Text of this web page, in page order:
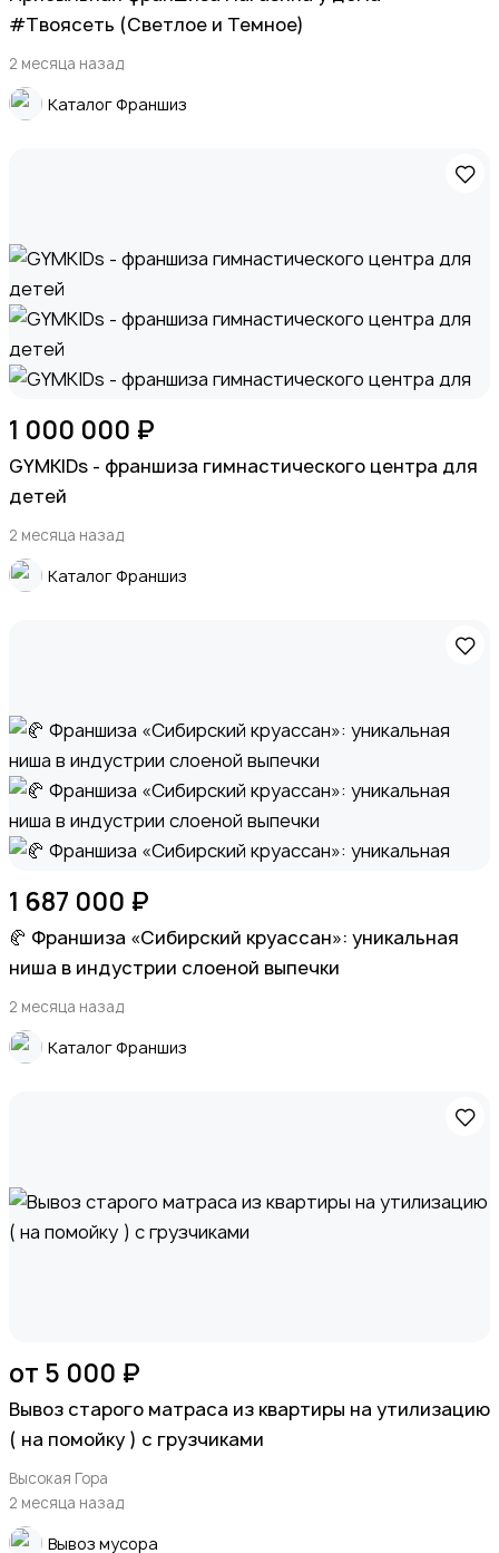
Мода и стиль
Для дома и дачи
Для Бизнеса
Экспортные поставки и крупный опт (B2B)
Хэндмейд
#Твоясеть (Светлое и Темное)
2 месяца назад
Каталог Франшиз
1 000 000 ₽
GYMKIDs - франшиза гимнастического центра для
детей
2 месяца назад
Каталог Франшиз
1 687 000 ₽
🥐 Франшиза «Сибирский круассан»: уникальная
ниша в индустрии слоеной выпечки
2 месяца назад
Каталог Франшиз
от 5 000 ₽
Вывоз старого матраса из квартиры на утилизацию
( на помойку ) с грузчиками
Высокая Гора
2 месяца назад
Вывоз мусора